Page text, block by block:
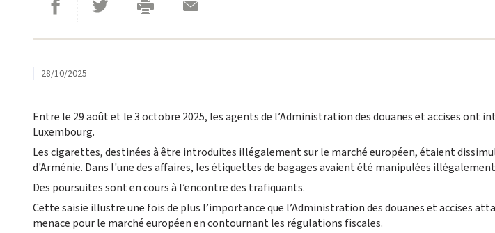
28/10/2025
Entre le 29 août et le 3 octobre 2025, les agents de l’Administration des douanes et accises ont
Luxembourg.
Les cigarettes, destinées à être introduites illégalement sur le marché européen, étaient
d'Arménie. Dans l'une des affaires, les étiquettes de bagages avaient été manipulées
Des poursuites sont en cours à l’encontre des trafiquants.
Cette saisie illustre une fois de plus l’importance que l’Administration des douanes et accises
menace pour le marché européen en contournant les régulations fiscales. ‎